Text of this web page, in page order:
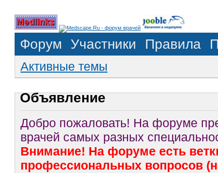
Форум Участники Правила
Активные темы
Объявление
Добро пожаловать! На форуме
врачей самых разных
Внимание! На форуме есть
профессиональных вопросов